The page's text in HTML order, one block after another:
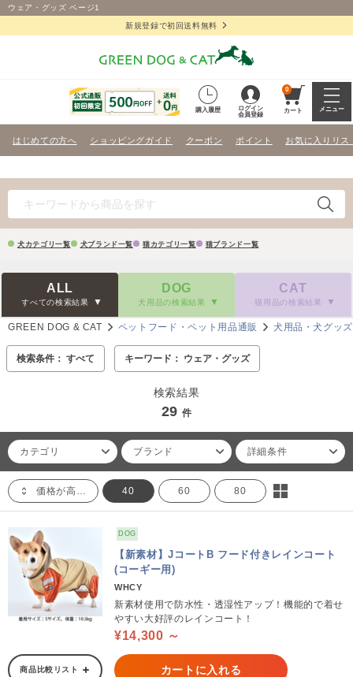
ウェア・グッズ ページ1
新規登録で初回送料無料
購入履歴
ログイン
会員登録
0
カート メニュー
はじめての方へ ショッピングガイド クーポン ポイント お気に入りリス
犬カテゴリ一覧 犬ブランド一覧 猫カテゴリ一覧 猫ブランド一覧
ALL
すべての検索結果
DOG
犬用品の検索結果
CAT
猫用品の検索結果
GREEN DOG & CAT ペットフード・ペット用品通販 犬用品・犬グッズ
検索条件： すべて キーワード： ウェア・グッズ
検索結果
29 件
カテゴリ ブランド 詳細条件
価格が高い順 40 60 80
DOG
【新素材】JコートB フード付きレインコート
(コーギー用)
WHCY
新素材使用で防水性・透湿性アップ！機能的で着せ
やすい大好評のレインコート！
¥14,300 ～
商品比較リスト カートに入れる